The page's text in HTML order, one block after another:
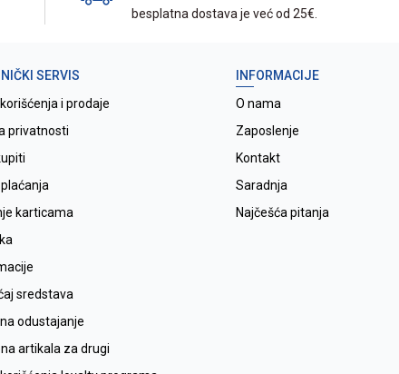
besplatna dostava je već od 25€.
SERVIS
i prodaje
privatnosti
karticama
sredstava
odustajanje
artikala za drugi
INFORMACIJE
O nama
Zaposlenje
Kontakt
Saradnja
Najčešća pitanja